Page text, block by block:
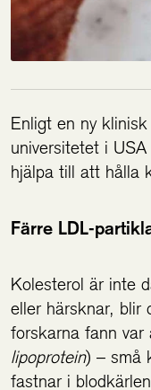
Enligt en ny
universitetet i
hjälpa till att hålla
Färre LDL-
Kolesterol är inte
eller härsknar, blir
forskarna fann
lipoprotein) – små
fastnar i